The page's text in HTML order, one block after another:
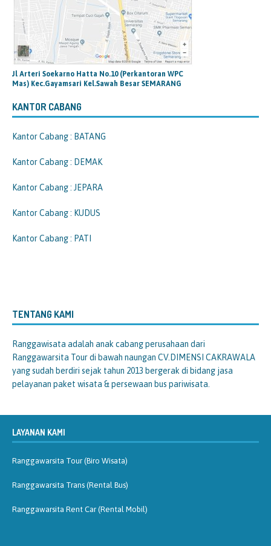
Jl Arteri Soekarno Hatta No.10 (Perkantoran WPC
Mas) Kec.Gayamsari Kel.Sawah Besar SEMARANG
KANTOR CABANG
Kantor Cabang : BATANG
Kantor Cabang : DEMAK
Kantor Cabang : JEPARA
Kantor Cabang : KUDUS
Kantor Cabang : PATI
TENTANG KAMI
Ranggawisata adalah anak cabang perusahaan dari
Ranggawarsita Tour di bawah naungan CV.DIMENSI CAKRAWALA
yang sudah berdiri sejak tahun 2013 bergerak di bidang jasa
pelayanan paket wisata & persewaan bus pariwisata.
LAYANAN KAMI
Ranggawarsita Tour (Biro Wisata)
Ranggawarsita Trans (Rental Bus)
Ranggawarsita Rent Car (Rental Mobil)